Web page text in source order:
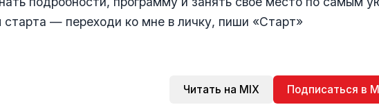
старта — переходи ко мне в личку, пиши «Старт»
Читать на MIX Подписаться в